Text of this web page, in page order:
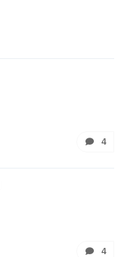
4
4